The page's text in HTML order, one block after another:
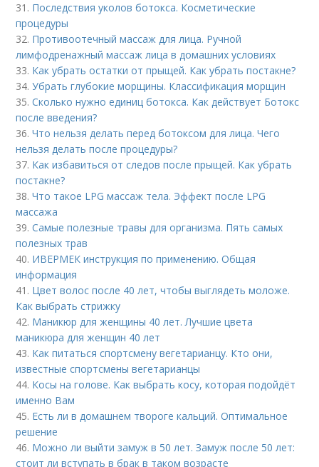
31. Последствия уколов ботокса. Косметические
процедуры
32. Противоотечный массаж для лица. Ручной
лимфодренажный массаж лица в домашних условиях
33. Как убрать остатки от прыщей. Как убрать постакне?
34.Убрать глубокие морщины. Классификация морщин
35.Сколько нужно единиц ботокса. Как действует Ботокс
после введения?
36.Что нельзя делать перед ботоксом для лица. Чего
нельзя делать после процедуры?
37. Как избавиться от следов после прыщей. Как убрать
постакне?
38.Что такое LPG массаж тела. Эффект после LPG
массажа
39.Самые полезные травы для организма. Пять самых
полезных трав
40. ИВЕРМЕК инструкция по применению. Общая
информация
41. Цвет волос после 40 лет, чтобы выглядеть моложе.
Как выбрать стрижку
42. Маникюр для женщины 40 лет. Лучшие цвета
маникюра для женщин 40 лет
43. Как питаться спортсмену вегетарианцу. Кто они,
известные спортсмены вегетарианцы
44. Косы на голове. Как выбрать косу, которая подойдёт
именно Вам
45. Есть ли в домашнем твороге кальций. Оптимальное
решение
46. Можно ли выйти замуж в 50 лет. Замуж после 50 лет:
стоит ли вступать в брак в таком возрасте